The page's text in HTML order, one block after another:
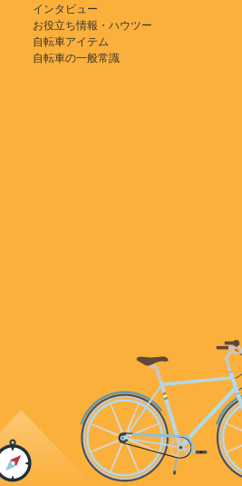
インタビュー
お役立ち情報・ハウツー
自転車アイテム
自転車の一般常識